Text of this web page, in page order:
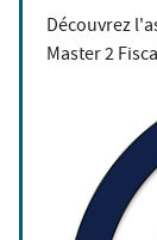
Découvrez
Master 2